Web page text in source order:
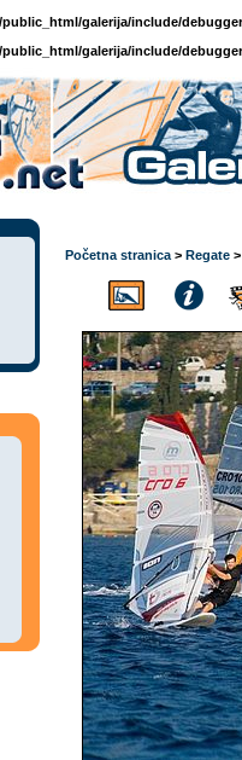
galerija/include/
galerija/include/
Početna stranica > Regate